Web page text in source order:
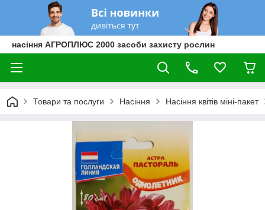
насіння АГРОПЛЮС 2000 засоби захисту рослин
Товари та послуги Насіння Насіння квітів міні-пакет